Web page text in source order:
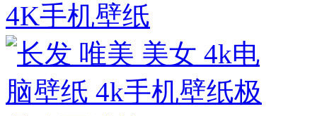
4K手机壁纸